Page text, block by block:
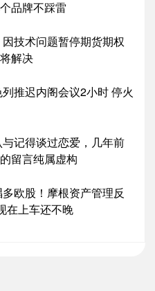
品牌不踩雷
技术问题暂停期货期权
解决
推迟内阁会议2小时 停火
记得谈过恋爱，几年前
留言纯属虚构
欧股！摩根资产管理反
在上车还不晚